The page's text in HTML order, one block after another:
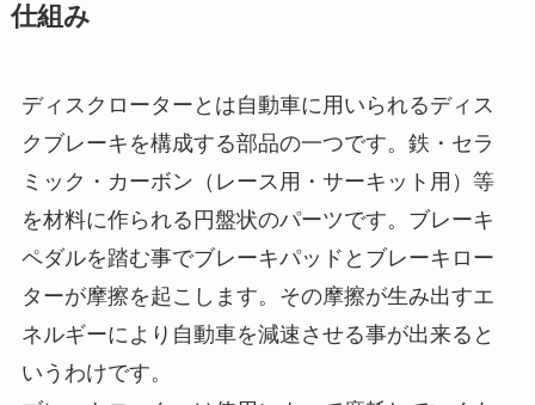
仕組み
ディスクローターとは自動車に用いられるディス
クブレーキを構成する部品の一つです。鉄・セラ
ミック・カーボン（レース用・サーキット用）等
を材料に作られる円盤状のパーツです。ブレーキ
ペダルを踏む事でブレーキパッドとブレーキロー
ターが摩擦を起こします。その摩擦が生み出すエ
ネルギーにより自動車を減速させる事が出来ると
いうわけです。